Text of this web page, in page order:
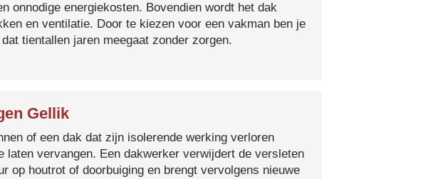
onnodige energiekosten. Bovendien wordt het dak
en ventilatie. Door te kiezen voor een vakman ben je
tientallen jaren meegaat zonder zorgen.
Gellik
of een dak dat zijn isolerende werking verloren
laten vervangen. Een dakwerker verwijdert de versleten
op houtrot of doorbuiging en brengt vervolgens nieuwe